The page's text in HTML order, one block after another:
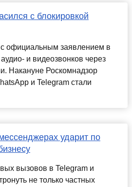
с блокировкой
официальным заявлением в
и видеозвонков через
Накануне Роскомнадзор
и Telegram стали
ударит по
вызовов в Telegram и
не только частных